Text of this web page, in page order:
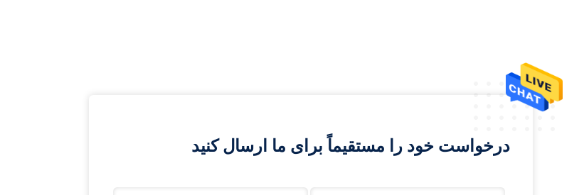
درخواست خود را مستقیماً برای ما ارسال کنید